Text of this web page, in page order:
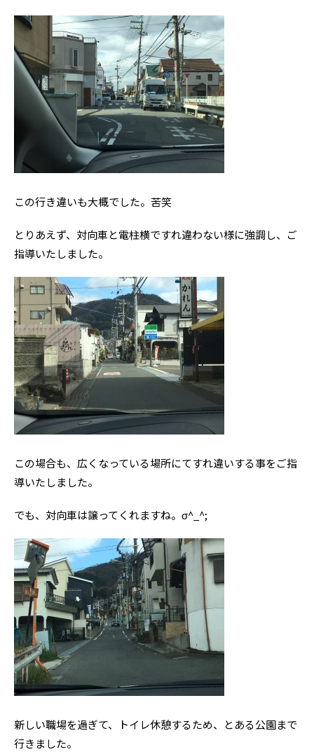
この行き違いも大概でした。苦笑
とりあえず、対向車と電柱横ですれ違わない様に強調し、ご
指導いたしました。
この場合も、広くなっている場所にてすれ違いする事をご指
導いたしました。
でも、対向車は譲ってくれますね。σ^_^;
新しい職場を過ぎて、トイレ休憩するため、とある公園まで
行きました。